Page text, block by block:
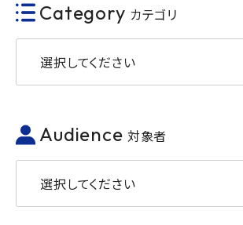
Category カテゴリ
選択してください
Audience 対象者
選択してください